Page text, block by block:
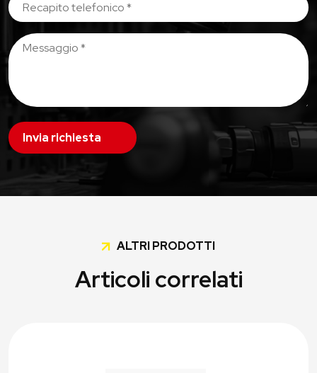
Invia richiesta
ALTRI PRODOTTI
Articoli correlati